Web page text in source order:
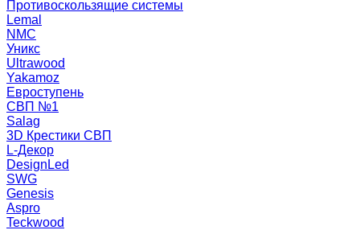
Противоскользящие системы
Lemal
NMC
Уникс
Ultrawood
Yakamoz
Евроступень
СВП №1
Salag
3D Крестики СВП
L-Декор
DesignLed
SWG
Genesis
Aspro
Teckwood